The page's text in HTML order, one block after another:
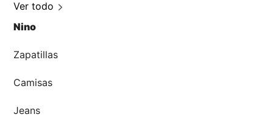
Ver todo
Nino
Zapatillas
Camisas
Jeans